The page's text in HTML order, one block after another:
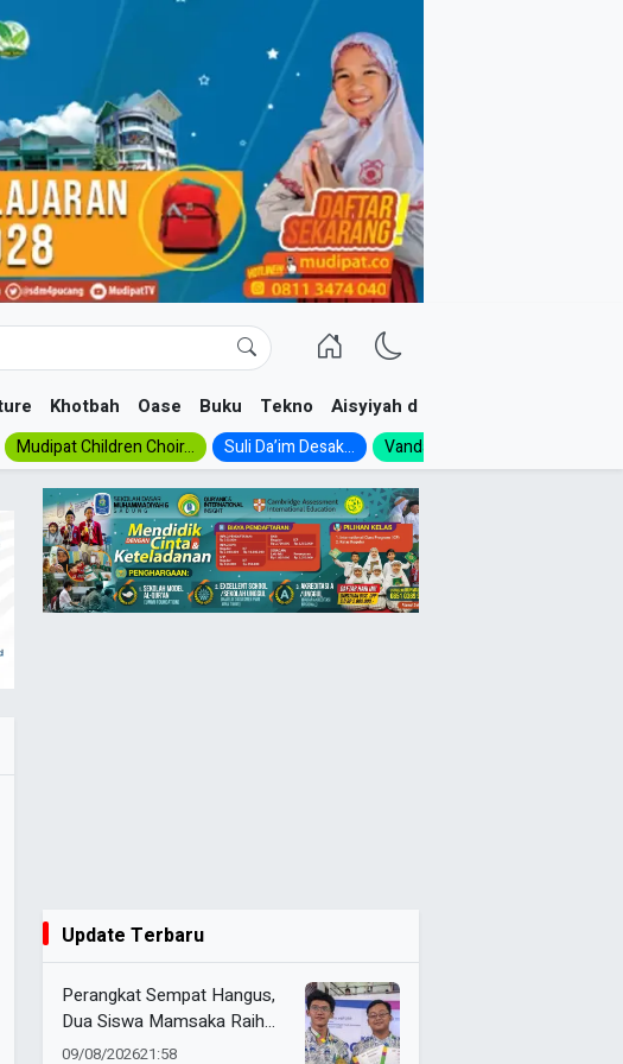
Khotbah Oase Buku Tekno Aisyiyah dan NA
Mudipat Children Choir... Suli Da’im Desak... Vanda, Siswa SMK...
Update Terbaru
Perangkat Sempat Hangus,
Dua Siswa Mamsaka Raih
Emas Robotika ME Awards
09/08/202621:58